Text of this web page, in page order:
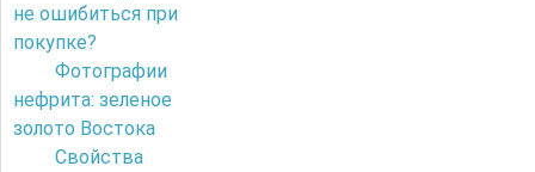
не ошибиться при
покупке?
Фотографии
нефрита: зеленое
золото Востока
Свойства